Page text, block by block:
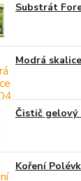
Substrát
Modrá
Čistič gelový
Koření